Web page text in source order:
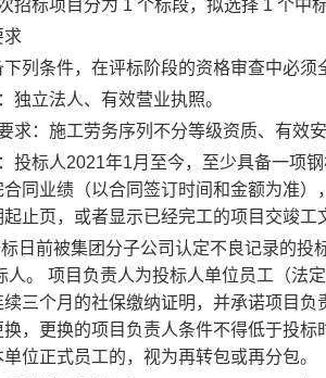
招标项目分为 1 个标段，拟选择 1 个中
求
列条件，在评标阶段的资格审查中必
独立法人、有效营业执照。
求： 施工劳务序列不分等级资质、有效
投标人2021年1月至今，至少具备一项
同业绩（以合同签订时间和金额为准）
起止页，或者显示已经完工的项目交竣
日前被集团分子公司认定不良记录的投
。 项目负责人为投标人单位员工（法
三个月的社保缴纳证明，并承诺项目负
，更换的项目负责人条件不得低于投
位正式员工的，视为再转包或再分包。